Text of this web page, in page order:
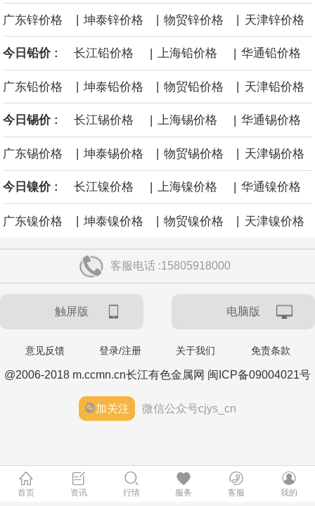
伦敦金属交易所(LME)：镍库存持平。
伦敦金属交易所(LME)：铜库存减少4675吨。
8月10日消息，在岸人民币兑美元收盘报6.7442，较上一交易日上
涨59点。
广东锌价格 | 坤泰锌价格 | 物贸锌价格 | 天津锌价格
今日铅价 : 长江铅价格 | 上海铅价格 | 华通铅价格
广东铅价格 坤泰铅价格 物贸铅价格 天津铅价格
今日锡价 : 长江锡价格 | 上海锡价格 | 华通锡价格
广东锡价格 坤泰锡价格 物贸锡价格 天津锡价格
今日镍价 : 长江镍价格 | 上海镍价格 | 华通镍价格
广东镍价格 | 坤泰镍价格 | 物贸镍价格 | 天津镍价格
客服电话 :15805918000
触屏版 电脑版
意见反馈 登录/注册 关于我们 免责条款
@2006-2018 m.ccmn.cn长江有色金属网 闽ICP备09004021号
加关注 微信公众号cjys_cn
首页 资讯 行情 服务 客服 我的